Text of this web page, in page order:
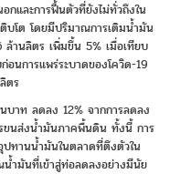
และการฟื้นตัวที่ยังไม่ทั่วถึงใน
บโต โดยมีปริมาณการเติมน้ำมัน
ล้านลิตร เพิ่มขึ้น 5% เมื่อเทียบ
นการแพร่ระบาดของโควิด-19
ตร
าท ลดลง 12% จากการลดลง
รขนส่งน้ำมันภาคพื้นดิน ทั้งนี้ การ
ทานน้ำมันในตลาดที่ตึงตัวใน
ำมันที่เข้าสู่ท่อลดลงอย่างมีนัย